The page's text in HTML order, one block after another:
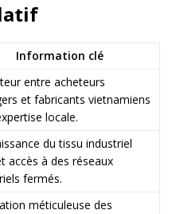
Information clé
entre acheteurs
et fabricants vietnamiens
locale.
du tissu industriel
accès à des réseaux
fermés.
méticuleuse des